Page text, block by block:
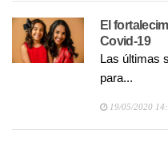
El
Covid-19
Las últimas
para...
19/05/2020